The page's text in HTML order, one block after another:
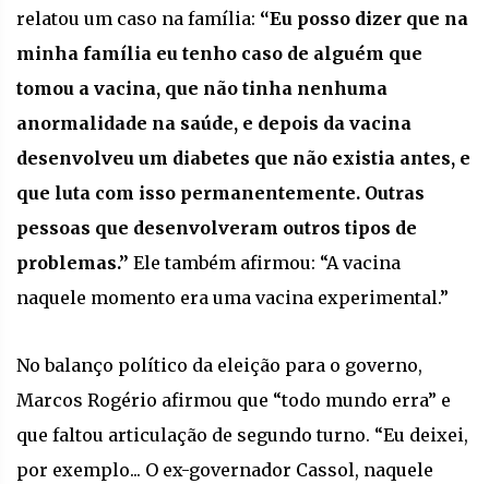
relatou um caso na família: “Eu posso dizer que na
minha família eu tenho caso de alguém que
tomou a vacina, que não tinha nenhuma
anormalidade na saúde, e depois da vacina
desenvolveu um diabetes que não existia antes, e
que luta com isso permanentemente. Outras
pessoas que desenvolveram outros tipos de
problemas.” Ele também afirmou: “A vacina
naquele momento era uma vacina experimental.”
No balanço político da eleição para o governo,
Marcos Rogério afirmou que “todo mundo erra” e
que faltou articulação de segundo turno. “Eu deixei,
por exemplo... O ex-governador Cassol, naquele